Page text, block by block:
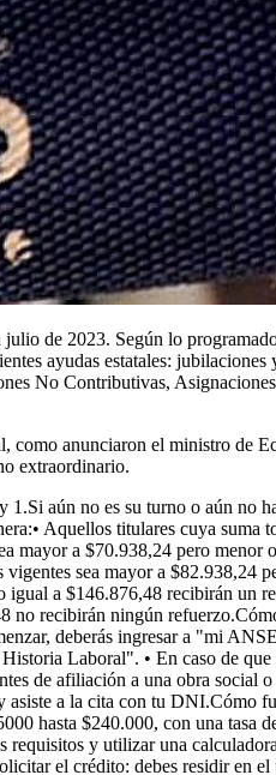
de 2023. Según lo
ayudas estatales:
No Contributivas,
como anunciaron el ministro de
extraordinario.
aún no es su turno o aún no
Aquellos titulares cuya suma
mayor a $70.938,24 pero
sea mayor a
a $146.876,48 recibirán un
no recibirán ningún
deberás ingresar a "mi
Laboral". • En caso de
de afiliación a una obra
a la cita con tu DNI.Cómo
hasta $240.000, con una tasa
y utilizar una
el crédito: debes residir en